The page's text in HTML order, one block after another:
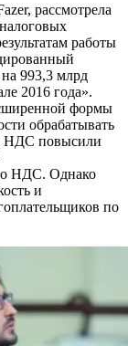
рассмотрела
работы
993,3 млрд
2016 года».
формы
обрабатывать
НДС повысили
НДС. Однако
и
по